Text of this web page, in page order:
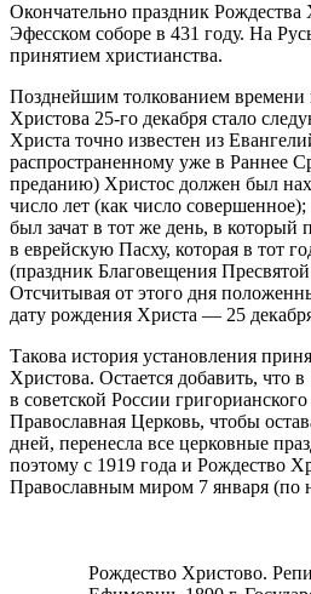
Окончательно праздник Рождества
Эфесском соборе в 431 году. На
принятием христианства.
Позднейшим толкованием времени
Христова 25-го декабря стало
Христа точно известен из
распространенному уже в Раннее
преданию) Христос должен был
число лет (как число
был зачат в тот же день, в который
в еврейскую Пасху, которая в тот
(праздник Благовещения
Отсчитывая от этого дня
дату рождения Христа — 25
Такова история установления
Христова. Остается добавить, что
в советской России
Православная Церковь, чтобы
дней, перенесла все церковные
поэтому с 1919 года и Рождество
Православным миром 7 января (по
Рождество Христово.